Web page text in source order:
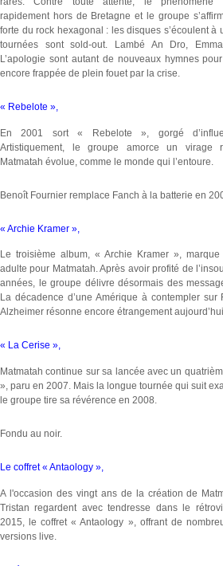
rapidement hors de Bretagne et le groupe
forte du rock hexagonal : les disques s’écoulent à
tournées sont sold-out. Lambé An Dro,
L’apologie sont autant de nouveaux hymnes
encore frappée de plein fouet par la crise.
« Rebelote »,
En 2001 sort « Rebelote », gorgé
Artistiquement, le groupe amorce un virage
Matmatah évolue, comme le monde qui l’entoure.
Benoît Fournier remplace Fanch à la batterie en
« Archie Kramer »,
Le troisième album, « Archie Kramer »,
adulte pour Matmatah. Après avoir profité de
années, le groupe délivre désormais des
La décadence d’une Amérique à contempler
Alzheimer résonne encore étrangement
« La Cerise »,
Matmatah continue sur sa lancée avec un
», paru en 2007. Mais la longue tournée qui suit
le groupe tire sa révérence en 2008.
Fondu au noir.
Le coffret « Antaology »,
A l'occasion des vingt ans de la création de
Tristan regardent avec tendresse dans le
2015, le coffret « Antaology », offrant de
versions live.